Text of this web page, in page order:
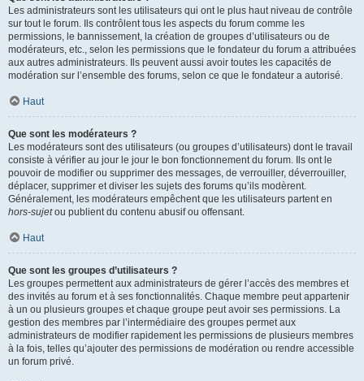
Les administrateurs sont les utilisateurs qui ont le plus haut niveau de contrôle
sur tout le forum. Ils contrôlent tous les aspects du forum comme les
permissions, le bannissement, la création de groupes d’utilisateurs ou de
modérateurs, etc., selon les permissions que le fondateur du forum a attribuées
aux autres administrateurs. Ils peuvent aussi avoir toutes les capacités de
modération sur l’ensemble des forums, selon ce que le fondateur a autorisé.
Haut
Que sont les modérateurs ?
Les modérateurs sont des utilisateurs (ou groupes d’utilisateurs) dont le travail
consiste à vérifier au jour le jour le bon fonctionnement du forum. Ils ont le
pouvoir de modifier ou supprimer des messages, de verrouiller, déverrouiller,
déplacer, supprimer et diviser les sujets des forums qu’ils modèrent.
Généralement, les modérateurs empêchent que les utilisateurs partent en
hors-sujetou publient du contenu abusif ou offensant.
Haut
Que sont les groupes d’utilisateurs ?
Les groupes permettent aux administrateurs de gérer l’accès des membres et
des invités au forum et à ses fonctionnalités. Chaque membre peut appartenir
à un ou plusieurs groupes et chaque groupe peut avoir ses permissions. La
gestion des membres par l’intermédiaire des groupes permet aux
administrateurs de modifier rapidement les permissions de plusieurs membres
à la fois, telles qu’ajouter des permissions de modération ou rendre accessible
un forum privé.